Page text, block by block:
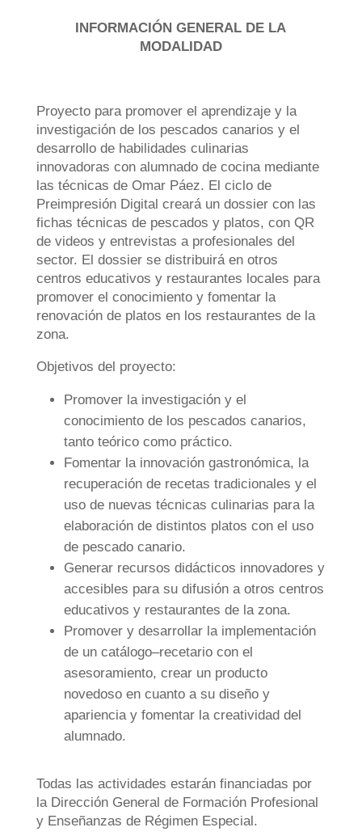
INFORMACIÓN GENERAL DE LA
MODALIDAD
Proyecto para promover el aprendizaje y la
investigación de los pescados canarios y el
desarrollo de habilidades culinarias
innovadoras con alumnado de cocina mediante
las técnicas de Omar Páez. El ciclo de
Preimpresión Digital creará un dossier con las
fichas técnicas de pescados y platos, con QR
de videos y entrevistas a profesionales del
sector. El dossier se distribuirá en otros
centros educativos y restaurantes locales para
promover el conocimiento y fomentar la
renovación de platos en los restaurantes de la
zona.
Objetivos del proyecto:
Promover la investigación y el
conocimiento de los pescados canarios,
tanto teórico como práctico.
Fomentar la innovación gastronómica, la
recuperación de recetas tradicionales y el
uso de nuevas técnicas culinarias para la
elaboración de distintos platos con el uso
de pescado canario.
Generar recursos didácticos innovadores y
accesibles para su difusión a otros centros
educativos y restaurantes de la zona.
Promover y desarrollar la implementación
de un catálogo–recetario con el
asesoramiento, crear un producto
novedoso en cuanto a su diseño y
apariencia y fomentar la creatividad del
alumnado.
Todas las actividades estarán financiadas por
la Dirección General de Formación Profesional
y Enseñanzas de Régimen Especial.